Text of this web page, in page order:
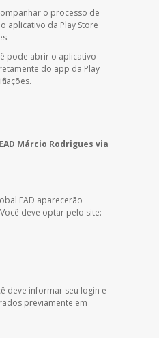
o processo de
aplicativo da Play Store
pode abrir o aplicativo
do app da Play
Márcio Rodrigues via
EAD aparecerão
deve optar pelo site:
deve informar seu login e
previamente em